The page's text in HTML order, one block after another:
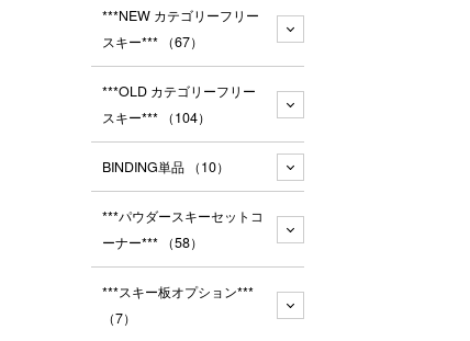
***NEW カテゴリーフリー
スキー*** （67）
***OLD カテゴリーフリー
スキー*** （104）
BINDING単品 （10）
***パウダースキーセットコ
ーナー*** （58）
***スキー板オプション***
（7）